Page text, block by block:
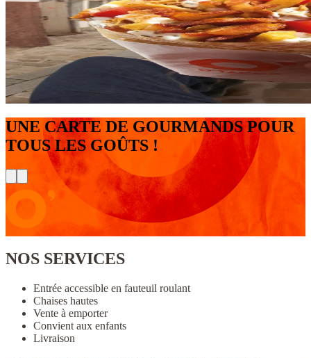
UNE CARTE DE GOURMANDS POUR
TOUS LES GOÛTS !
NOS SERVICES
Entrée accessible en fauteuil roulant
Chaises hautes
Vente à emporter
Convient aux enfants
Livraison